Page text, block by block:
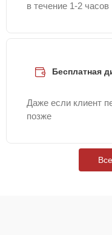
в течение 1-2 часов
Бесплатная
Даже если клиент
позже